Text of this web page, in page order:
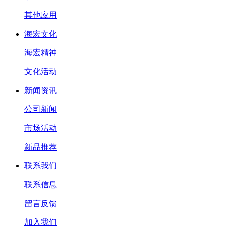
其他应用
海宏文化
海宏精神
文化活动
新闻资讯
公司新闻
市场活动
新品推荐
联系我们
联系信息
留言反馈
加入我们